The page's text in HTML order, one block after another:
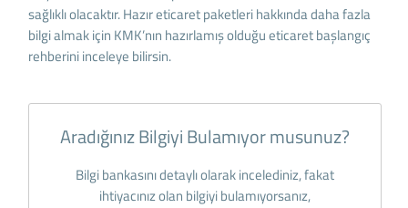
sağlıklı olacaktır. Hazır eticaret paketleri hakkında daha fazla
bilgi almak için KMK’nın hazırlamış olduğu eticaret başlangıç
rehberini inceleye bilirsin.
Aradığınız Bilgiyi Bulamıyor musunuz?
Bilgi bankasını detaylı olarak incelediniz, fakat
ihtiyacınız olan bilgiyi bulamıyorsanız,